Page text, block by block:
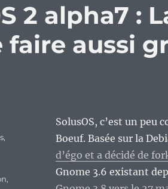
2 alpha7 :
faire aussi
SolusOS, c’est un peu
Boeuf. Basée sur la
d’égo et a décidé de
Gnome 3.6 existant
,
,